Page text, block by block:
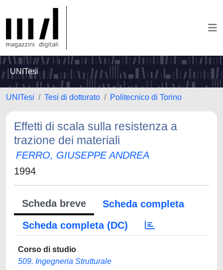
UNITesi
UNITesi Tesi di dottorato Politecnico di Torino
Effetti di scala sulla resistenza a
trazione dei materiali
FERRO, GIUSEPPE ANDREA
1994
Scheda breve
Scheda completa
Scheda completa (DC)
Corso di studio
509. Ingegneria Strutturale